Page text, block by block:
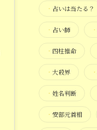
・ 占いは当たる？
・ 占い師 ・
・ 四柱推命
・ 大殺界 ・
・ 姓名判断
・ 安部元首相